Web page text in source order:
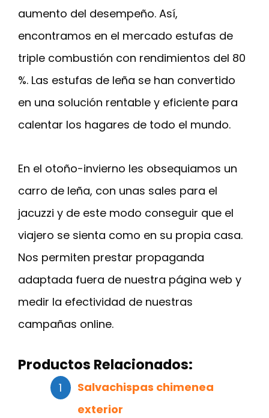
aumento del desempeño. Así,
encontramos en el mercado estufas de
triple combustión con rendimientos del 80
%. Las estufas de leña se han convertido
en una solución rentable y eficiente para
calentar los hagares de todo el mundo.
En el otoño-invierno les obsequiamos un
carro de leña, con unas sales para el
jacuzzi y de este modo conseguir que el
viajero se sienta como en su propia casa.
Nos permiten prestar propaganda
adaptada fuera de nuestra página web y
medir la efectividad de nuestras
campañas online.
Productos Relacionados:
Salvachispas chimenea
exterior